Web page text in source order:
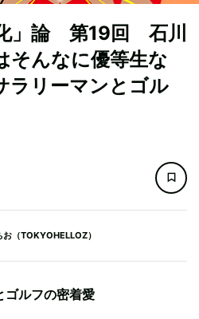
」論 第19回 石川
んなに優等生な
リーマンとゴル
（TOKYOHELLOZ）
ルフの密着愛